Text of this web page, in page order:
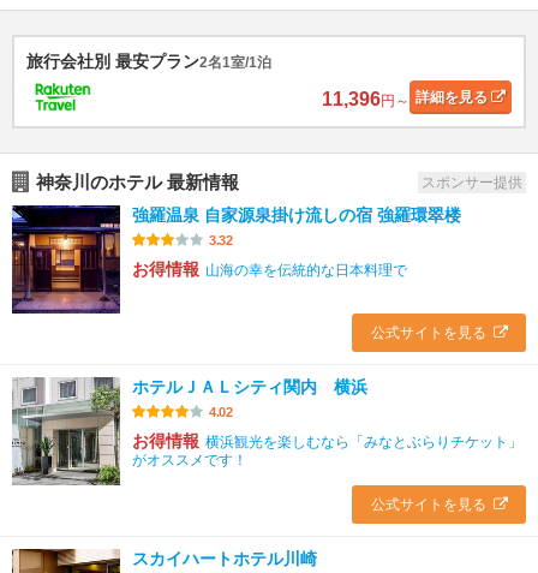
旅行会社別 最安プラン2名1室/1泊
11,396円～ 詳細を見る
神奈川のホテル 最新情報 スポンサー提供
強羅温泉 自家源泉掛け流しの宿 強羅環翠楼
3.32
お得情報 山海の幸を伝統的な日本料理で
公式サイトを見る
ホテルＪＡＬシティ関内 横浜
4.02
お得情報 横浜観光を楽しむなら「みなとぶらりチケット」
がオススメです！
公式サイトを見る
スカイハートホテル川崎